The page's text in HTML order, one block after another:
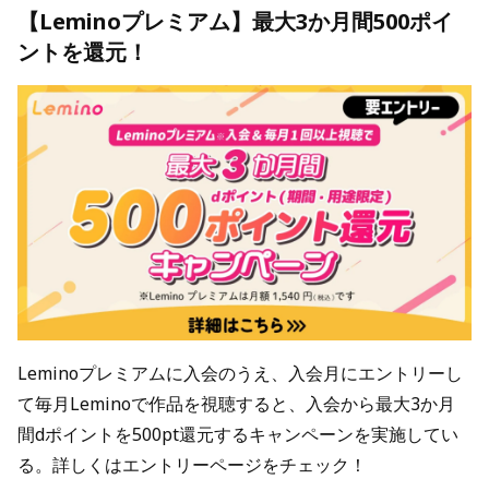
【Leminoプレミアム】最大3か月間500ポイ
ントを還元！
Leminoプレミアムに入会のうえ、入会月にエントリーし
て毎月Leminoで作品を視聴すると、入会から最大3か月
間dポイントを500pt還元するキャンペーンを実施してい
る。詳しくはエントリーページをチェック！